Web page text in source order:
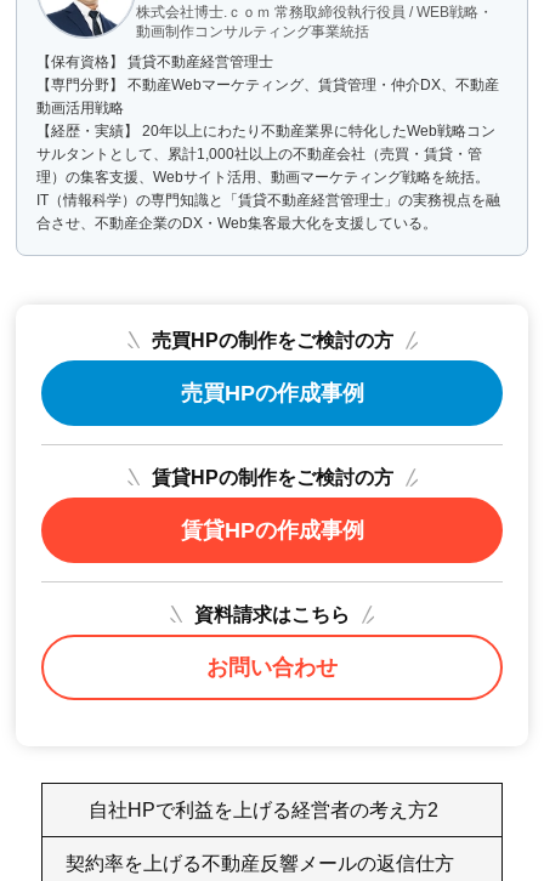
株式会社博士.ｃｏｍ 常務取締役執行役員 / WEB戦略・
動画制作コンサルティング事業統括
【保有資格】 賃貸不動産経営管理士
【専門分野】 不動産Webマーケティング、賃貸管理・仲介DX、不動産
動画活用戦略
【経歴・実績】 20年以上にわたり不動産業界に特化したWeb戦略コン
サルタントとして、累計1,000社以上の不動産会社（売買・賃貸・管
理）の集客支援、Webサイト活用、動画マーケティング戦略を統括。
IT（情報科学）の専門知識と「賃貸不動産経営管理士」の実務視点を融
合させ、不動産企業のDX・Web集客最大化を支援している。
売買HPの制作をご検討の方
売買HPの作成事例
賃貸HPの制作をご検討の方
賃貸HPの作成事例
資料請求はこちら
お問い合わせ
自社HPで利益を上げる経営者の考え方2
契約率を上げる不動産反響メールの返信仕方